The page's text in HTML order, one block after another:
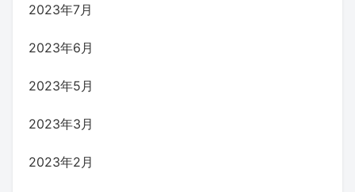
2023年7月
2023年6月
2023年5月
2023年3月
2023年2月